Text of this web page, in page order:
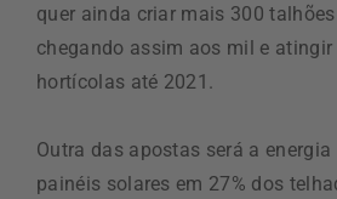
quer ainda criar mais 300
chegando assim aos mil e atingir
hortícolas até 2021.
Outra das apostas será a
painéis solares em 27% dos